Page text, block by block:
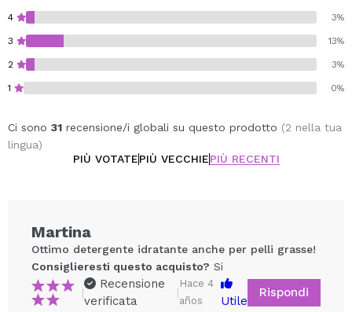
4 3%
3 13%
2 3%
1 0%
Ci sono 31 recensione/i globali su questo prodotto (2 nella tua
lingua)
PIÙ VOTATEPIÙ VECCHIEPIÙ RECENTI
Martina
Ottimo detergente idratante anche per pelli grasse!
Consiglieresti questo acquisto? Si
|
Recensione
verificata
|
Hace 4
años
Utile
Rispondi